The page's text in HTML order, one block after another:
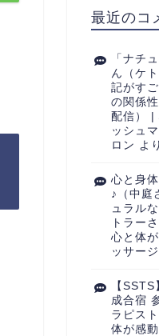
最近のコ
「ナチ
ん（ケ
記がすご
の関係
配信） |
ッシュ
ロン より
心と身
♪（中庭
ュラル
トラー
心と体
ッサー
【
成合宿
ラピス
体が感